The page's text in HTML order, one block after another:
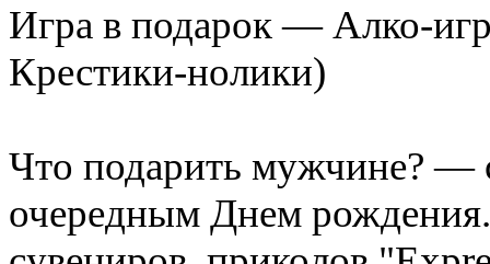
Игра в подарок — Алко-
Крестики-нолики)
Что подарить мужчине? —
очередным Днем